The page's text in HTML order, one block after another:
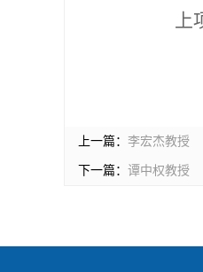
上一篇： 李宏杰教授
下一篇： 谭中权教授